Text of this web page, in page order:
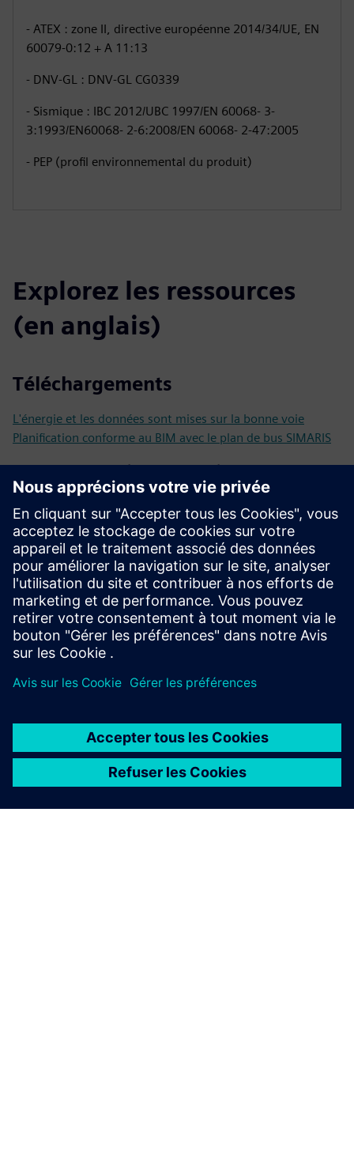
- ATEX : zone II, directive européenne 2014/34/UE, EN
60079-0:12 + A 11:13
- DNV-GL : DNV-GL CG0339
- Sismique : IBC 2012/UBC 1997/EN 60068- 3-
3:1993/EN60068- 2-6:2008/EN 60068- 2-47:2005
- PEP (profil environnemental du produit)
Explorez les ressources
(en anglais)
Téléchargements
L'énergie et les données sont mises sur la bonne voie
Planification conforme au BIM avec le plan de bus SIMARIS
Documentation et outils
techniques
Documentation technique
Outils
Catalogue
Catalogue LV10